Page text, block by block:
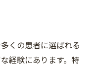
くの患者に選ばれる
経験にあります。特